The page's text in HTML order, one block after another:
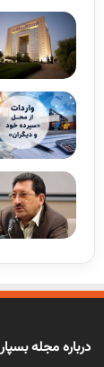
درباره مجله بسپار